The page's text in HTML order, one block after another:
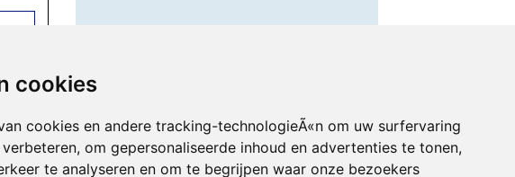
cookies
cookies en andere tracking-technologieÃ«n om uw surfervaring
om gepersonaliseerde inhoud en advertenties te tonen,
te analyseren en om te begrijpen waar onze bezoekers